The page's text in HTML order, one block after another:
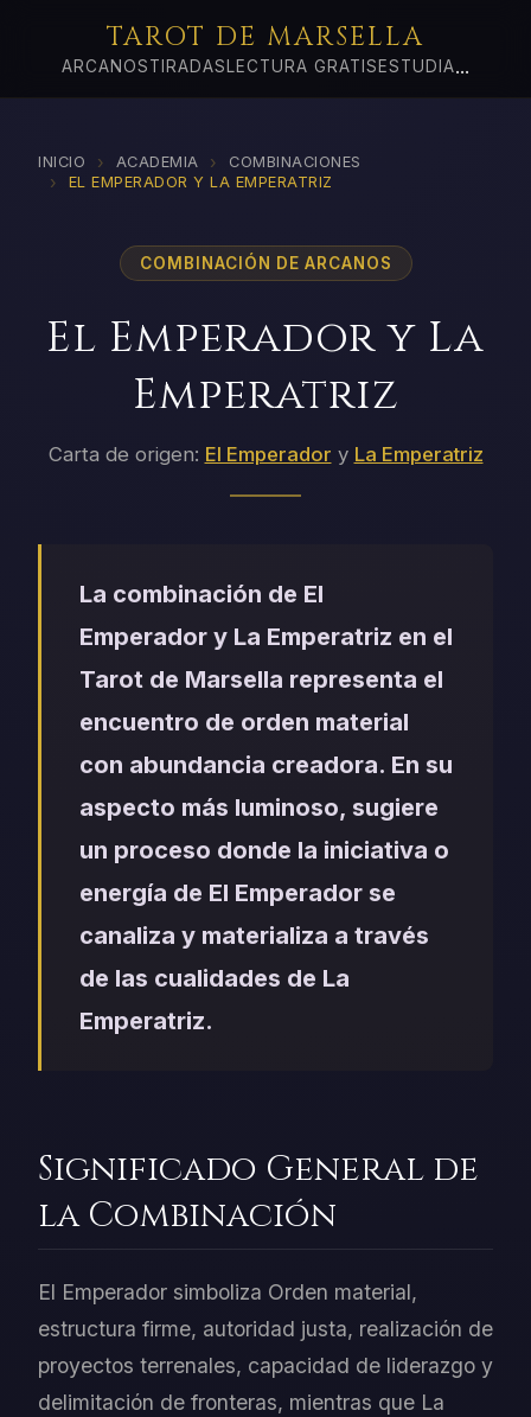
TAROT DE MARSELLA
ARCANOSTIRADAS LECTURA GRATIS ESTUDIA...
INICIO › ACADEMIA › COMBINACIONES
› EL EMPERADOR Y LA EMPERATRIZ
COMBINACIÓN DE ARCANOS
El Emperador y La
Emperatriz
Carta de origen: El Emperador y La Emperatriz
La combinación de El
Emperador y La Emperatriz en el
Tarot de Marsella representa el
encuentro de orden material
con abundancia creadora. En su
aspecto más luminoso, sugiere
un proceso donde la iniciativa o
energía de El Emperador se
canaliza y materializa a través
de las cualidades de La
Emperatriz.
Significado General de
la Combinación
El Emperador simboliza Orden material,
estructura firme, autoridad justa, realización de
proyectos terrenales, capacidad de liderazgo y
delimitación de fronteras, mientras que La